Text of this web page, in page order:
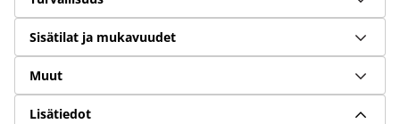
Sisätilat ja mukavuudet
Muut
Lisätiedot